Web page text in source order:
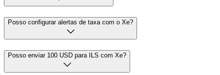
Posso configurar alertas de taxa com o Xe?
Posso enviar 100 USD para ILS com Xe?